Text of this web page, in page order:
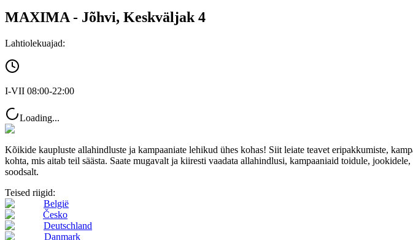
MAXIMA - Jõhvi, Keskväljak 4
Lahtiolekuajad:
I-VII 08:00-22:00
Loading...
Kõikide kaupluste allahindluste ja kampaaniate lehikud ühes kohas! Siit leiate teavet eripakkumiste,
kohta, mis aitab teil säästa. Saate mugavalt ja kiiresti vaadata allahindlusi, kampaaniaid toidule,
soodsalt.
Teised riigid:
België
Česko
Deutschland
Danmark